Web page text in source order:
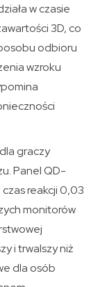
w czasie
3D, co
odbioru
wzroku
graczy
Panel QD-
reakcji 0,03
monitorów
i trwalszy niż
dla osób